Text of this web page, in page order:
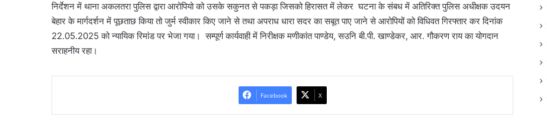
निर्देशन में थाना अकलतरा पुलिस द्वारा आरोपियो को उसके सकुनत से पकड़ा जिसको हिरासत में लेकर घटना के संबध में अतिरिक्त पुलिस अधीक्षक उदयन
बेहार के मार्गदर्शन में पूछताछ किया तो जुर्म स्वीकार किए जाने से तथा अपराध धारा सदर का सबूत पाए जाने से आरोपियों को विधिवत गिरफ्तार कर दिनांक
22.05.2025 को न्यायिक रिमांड पर भेजा गया। सम्पूर्ण कार्यवाही में निरीक्षक मणीकांत पाण्डेय, सउनि बी.पी. खाण्डेकर, आर. गौकरण राय का योगदान
सराहनीय रहा।
Facebook X